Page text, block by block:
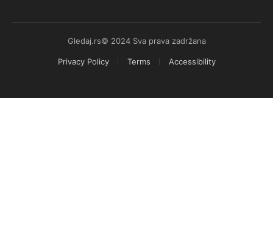
Gledaj.rs© 2024 Sva prava zadržana
Privacy Policy Terms Accessibility